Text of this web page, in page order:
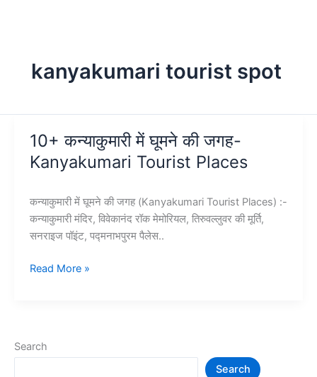
kanyakumari tourist spot
10+ कन्याकुमारी में घूमने की जगह-
Kanyakumari Tourist Places
कन्याकुमारी में घूमने की जगह (Kanyakumari Tourist Places) :-
कन्याकुमारी मंदिर, विवेकानंद रॉक मेमोरियल, तिरुवल्लुवर की मूर्ति,
सनराइज पॉइंट, पद्मनाभपुरम पैलेस..
10+
जगह-
Read More »
Search
Search